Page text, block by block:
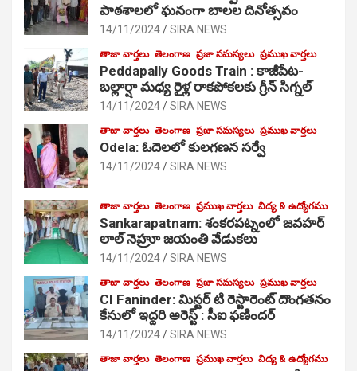
పాఠ‌శాల‌లో ఘనంగా బాలల దినోత్సవం
14/11/2024 SIRA NEWS
తాజా వార్తలు తెలంగాణ ప్రజా సమస్యలు ప్రముఖ వార్తలు
Peddapally Goods Train : కాజీపేట-
బల్లార్షా మధ్య రైళ్ల రాకపోకలకు గ్రీన్ సిగ్నల్
14/11/2024 SIRA NEWS
తాజా వార్తలు తెలంగాణ ప్రజా సమస్యలు ప్రముఖ వార్తలు
Odela: ఓదెలలో కులగణన సర్వే
14/11/2024 SIRA NEWS
తాజా వార్తలు తెలంగాణ ప్రముఖ వార్తలు విద్య & ఉద్యోగము
Sankarapatnam: శంకరపట్నంలో జవహర్
లాల్ నెహ్రూ జయంతి వేడుకలు
14/11/2024 SIRA NEWS
తాజా వార్తలు తెలంగాణ ప్రజా సమస్యలు ప్రముఖ వార్తలు
CI Faninder: మిస్టర్ టి రెస్టారెంట్ దొంగతనం
కేసులో ఇద్దరి అరెస్ట్ : సీఐ ఫణిందర్
14/11/2024 SIRA NEWS
తాజా వార్తలు తెలంగాణ ప్రముఖ వార్తలు విద్య & ఉద్యోగము